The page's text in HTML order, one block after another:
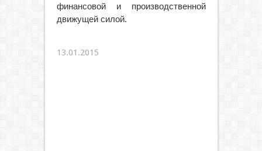
финансовой и производственной
движущей силой.
13.01.2015